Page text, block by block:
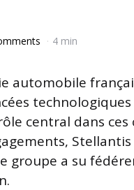
4 min
automobile
central dans ces
groupe a su